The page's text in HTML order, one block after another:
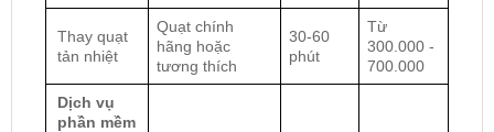
Thay quạt
tản nhiệt
Quạt chính
hãng hoặc
tương thích
30-60
phút
Từ
300.000 -
700.000
Dịch vụ
phần mềm